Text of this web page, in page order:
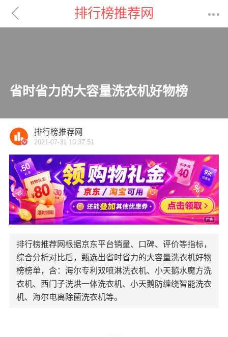
 排行榜推荐网 
省时省力的大容量洗衣机好物榜

排行榜推荐网
2021-07-31 10:37:51
排行榜推荐网根据京东平台销量、口碑、评价等指标，
综合分析对比后，甄选出省时省力的大容量洗衣机好物
榜榜单，含：海尔专利双喷淋洗衣机、小天鹅水魔方洗
衣机、西门子洗烘一体洗衣机、小天鹅防缠绕智能洗衣
机、海尔电离除菌洗衣机等。